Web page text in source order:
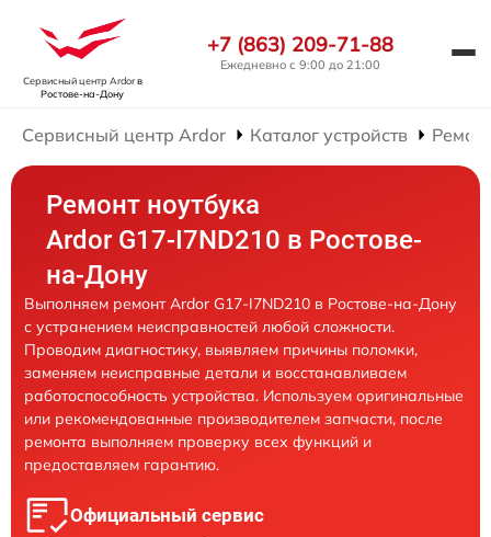
Сервисный центр Ardorв
Ростове-на-Дону
+7 (863) 209-71-88
Ежедневно с 9:00 до 21:00
Сервисный центр Ardor Каталог устройств
Ремонт ноутбука
Ardor G17-I7ND210 в Ростове-
на-Дону
Выполняем ремонт Ardor G17-I7ND210 в Ростове-на-Дону
с устранением неисправностей любой сложности.
Проводим диагностику, выявляем причины поломки,
заменяем неисправные детали и восстанавливаем
работоспособность устройства. Используем оригинальные
или рекомендованные производителем запчасти, после
ремонта выполняем проверку всех функций и
предоставляем гарантию.
Официальный сервис